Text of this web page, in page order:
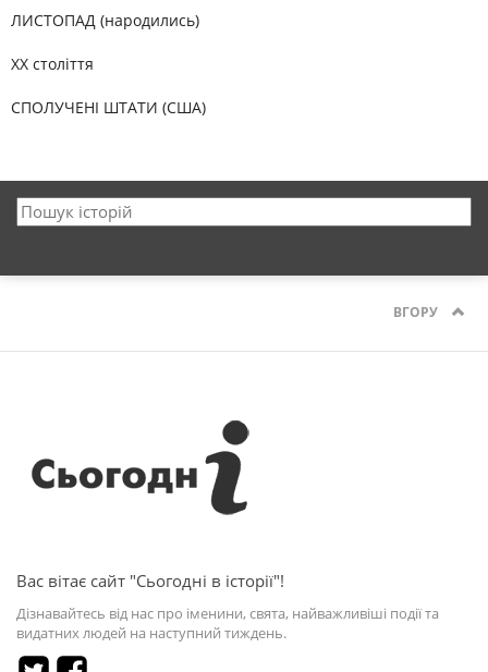
ЛИСТОПАД (народились)
XX століття
СПОЛУЧЕНІ ШТАТИ (США)
ВГОРУ
Вас вітає сайт "Сьогодні в історії"!
Дізнавайтесь від нас про іменини, свята, найважливіші події та
видатних людей на наступний тиждень.